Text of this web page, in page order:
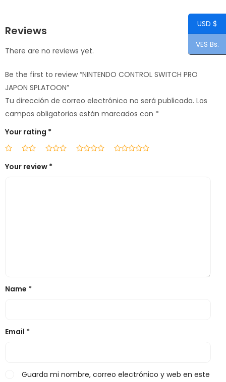
Reviews
There are no reviews yet.
Be the first to review “NINTENDO CONTROL SWITCH PRO
JAPON SPLATOON”
Tu dirección de correo electrónico no será publicada. Los
campos obligatorios están marcados con *
Your rating *
Your review *
Name *
Email *
Guarda mi nombre, correo electrónico y web en este
USD $
VES Bs.